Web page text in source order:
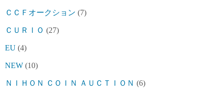
ＣＣＦオークション (7)
ＣＵＲＩＯ (27)
EU (4)
NEW (10)
ＮＩＨＯＮ ＣＯＩＮ ＡＵＣＴＩＯＮ (6)